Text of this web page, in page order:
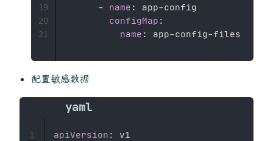
-
name : app-config
configMap :
name : app-config-
19
20
21
配置敏感数据
apiVersion :
1